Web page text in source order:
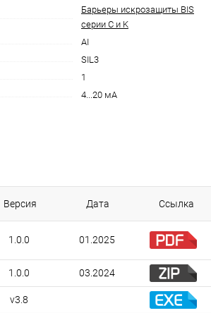
Барьеры искрозащиты BIS
серии С и K
AI
SIL3
1
4...20 мА
Версия Дата Ссылка
1.0.0 01.2025
1.0.0 03.2024
v3.8